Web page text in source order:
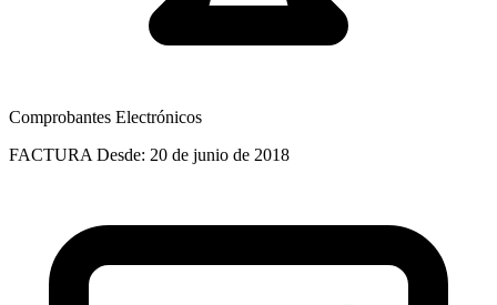
Comprobantes Electrónicos
FACTURA Desde: 20 de junio de 2018